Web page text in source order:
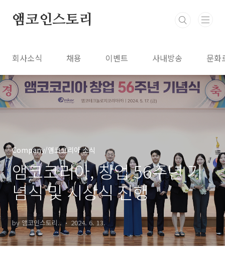
앰코인스토리
회사소식 채용 이벤트 사내방송 문화
Company/앰코코리아 소식
앰코코리아, 창업 56주년 기
념식 및 시상식 진행
by 앰코인스토리.. 2024. 6. 13.